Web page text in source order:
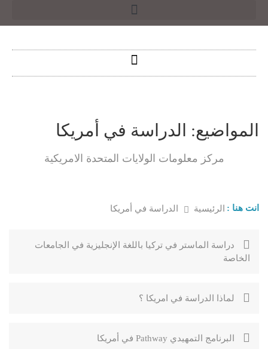
المواضيع: الدراسة في أمريكا
مركز معلومات الولايات المتحدة الامريكية
انت هنا : الرئيسية الدراسة في أمريكا
دراسة الماستر في تركيا باللغة الإنجليزية في الجامعات
الخاصة
لماذا الدراسة في امريكا ؟
البرنامج التمهيدي Pathway في أمريكا